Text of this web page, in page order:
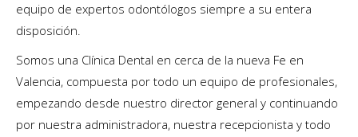
equipo de expertos odontólogos siempre a su entera
disposición.
Somos una Clínica Dental en cerca de la nueva Fe en
Valencia, compuesta por todo un equipo de profesionales,
empezando desde nuestro director general y continuando
por nuestra administradora, nuestra recepcionista y todo